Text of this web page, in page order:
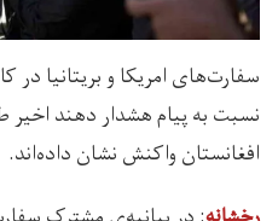
سفارت‌های امریکا و بریتانیا
نسبت به پیام هشدار دهند اخیر
افغانستان واکنش نشان داده‌اند.